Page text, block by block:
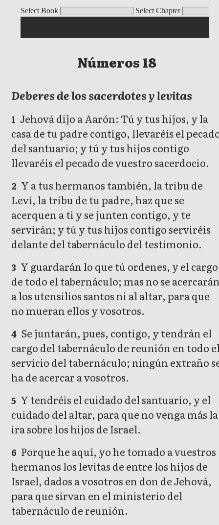
Select Book Select Chapter
Números
Números 18
Deberes de los sacerdotes y levitas
1 Jehová dijo a Aarón: Tú y tus hijos, y la
casa de tu padre contigo, llevaréis el
del santuario; y tú y tus hijos contigo
llevaréis el pecado de vuestro sacerdocio.
2 Y a tus hermanos también, la tribu de
Leví, la tribu de tu padre, haz que se
acerquen a ti y se junten contigo, y te
servirán; y tú y tus hijos contigo serviréis
delante del tabernáculo del testimonio.
3 Y guardarán lo que tú ordenes, y el cargo
de todo el tabernáculo; mas no se
a los utensilios santos ni al altar, para que
no mueran ellos y vosotros.
4 Se juntarán, pues, contigo, y tendrán el
cargo del tabernáculo de reunión en todo
servicio del tabernáculo; ningún extraño
ha de acercar a vosotros.
5 Y tendréis el cuidado del santuario, y el
cuidado del altar, para que no venga más la
ira sobre los hijos de Israel.
6 Porque he aquí, yo he tomado a vuestros
hermanos los levitas de entre los hijos de
Israel, dados a vosotros en don de Jehová,
para que sirvan en el ministerio del
tabernáculo de reunión.